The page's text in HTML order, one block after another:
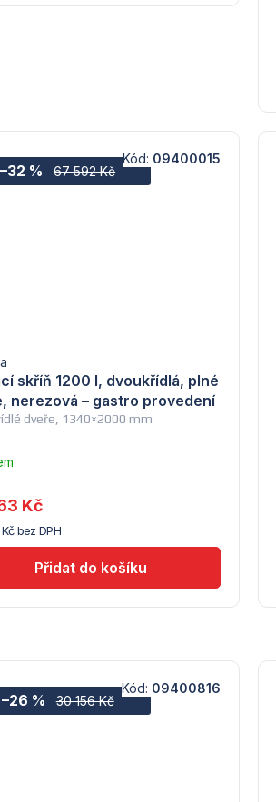
67 592 Kč
–32 %
dveře, 1340×2000 mm
skříň 1200 l, dvoukřídlá, plné
nerezová – gastro provedení
bez DPH
Kč
Kód: 09400015
30 156 Kč
–26 %
Kód: 09400816